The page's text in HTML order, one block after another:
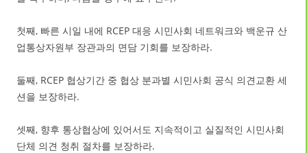
첫째, 빠른 시일 내에 RCEP 대응 시민사회 네트워크와 백운규 산
업통상자원부 장관과의 면담 기회를 보장하라.
둘째, RCEP 협상기간 중 협상 분과별 시민사회 공식 의견교환 세
션을 보장하라.
셋째, 향후 통상협상에 있어서도 지속적이고 실질적인 시민사회
단체 의견 청취 절차를 보장하라.